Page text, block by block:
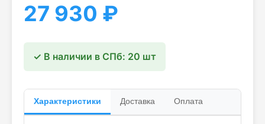
27 930 ₽
✓ В наличии в СПб: 20 шт
Характеристики Доставка Оплата